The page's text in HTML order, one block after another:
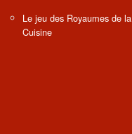
Le jeu des Royaumes de la
Cuisine